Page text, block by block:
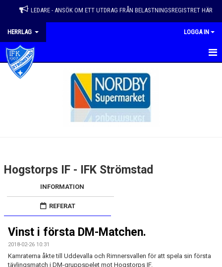
LEDARE - ANSÖK OM ETT UTDRAG FRÅN BELASTNINGSREGISTRET HÄR
HERRLAG LOGGA IN
HEM
DOKUMENT
MATCHER
VERKSAMHETSBERÄTTELSER
Hogstorps IF - IFK Strömstad
INFORMATION
REFERAT
Vinst i första DM-Matchen.
2018-02-26 10:31
Kamraterna åkte till Uddevalla och Rimnersvallen för att spela sin första
tävlingsmatch i DM-gruppspelet mot Hogstorps IF.